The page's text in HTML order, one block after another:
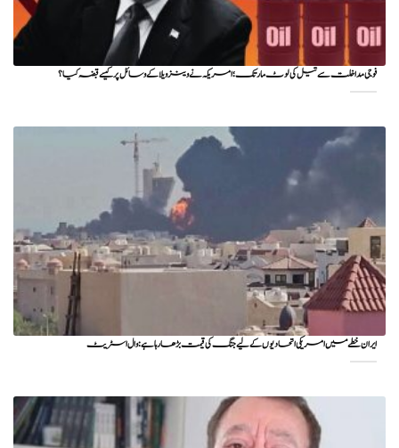
فوجی مداخلت سے تیل کی لوٹ مار تک؛ امریکہ نے وینزویلا کے وسائل پر کیسے قبضہ کیا؟
ایران خطے میں امریکی اتحادیوں کے لیے جنگ کی قیمت بڑھا رہا ہے: وال اسٹریٹ